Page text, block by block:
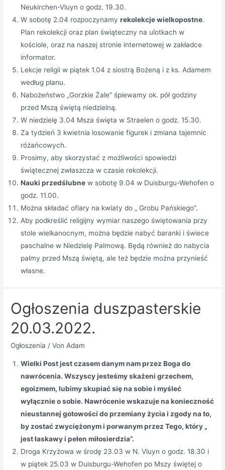
Neukirchen-Vluyn o godz. 19.30.
W sobotę 2.04 rozpoczynamyrekolekcje wielkopostne.
Plan rekolekcji oraz plan świąteczny na ulotkach w
kościole, oraz na naszej stronie internetowej w zakładce
informator.
Lekcje religii w piątek 1.04 z siostrą Bożeną i z ks. Adamem
według planu.
Nabożeństwo „Gorzkie Żale” śpiewamy ok. pół godziny
przed Mszą świętą niedzielną.
W niedzielę 3.04 Msza święta w Straelen o godz. 15.30.
Za tydzień 3 kwietnia losowanie figurek i zmiana tajemnic
różańcowych.
Prosimy, aby skorzystać z możliwości spowiedzi
świątecznej zwłaszcza w czasie rekolekcji.
Nauki przedślubne w sobotę 9.04 w Duisburgu-Wehofen o
godz. 11.00.
Można składać ofiary na kwiaty do „ Grobu Pańskiego”.
Aby podkreślić religijny wymiar naszego świętowania przy
stole wielkanocnym, można będzie nabyć baranki i świece
paschalne w Niedzielę Palmową. Będą również do nabycia
palmy przed Mszą świętą, ale też będzie można przynieść
własne.
Ogłoszenia duszpasterskie
20.03.2022.
Ogłoszenia / Von Adam
Wielki Post jest czasem danym nam przez Boga do
nawrócenia. Wszyscy jesteśmy skażeni grzechem,
egoizmem, lubimy skupiać się na sobie i myśleć
wyłącznie o sobie. Nawrócenie wskazuje na konieczność
nieustannej gotowości do przemiany życia i zgody na to,
by zostać zwyciężonym i porwanym przez Tego, który „
jest łaskawy i pełen miłosierdzia”.
Droga Krzyżowa w środę 23.03 w N. Vluyn o godz. 18.30 i
w piątek 25.03 w Duisburgu-Wehofen po Mszy świętej o